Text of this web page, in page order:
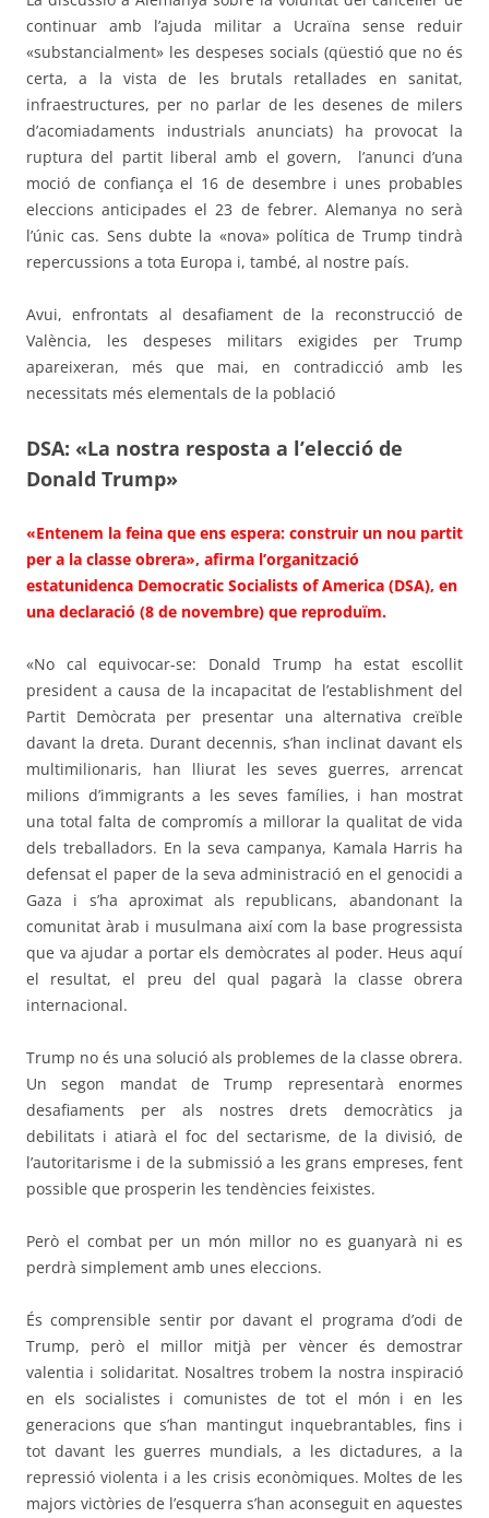
continuar amb l’ajuda militar a Ucraïna sense reduir
«substancialment» les despeses socials (qüestió que no és
certa, a la vista de les brutals retallades en sanitat,
infraestructures, per no parlar de les desenes de milers
d’acomiadaments industrials anunciats) ha provocat la
ruptura del partit liberal amb el govern,
l’anunci d’una
moció de confiança el 16 de desembre i unes probables
eleccions anticipades el 23 de febrer. Alemanya no serà
l’únic cas. Sens dubte la «nova» política de Trump tindrà
repercussions a tota Europa i, també, al nostre país.
Avui, enfrontats al desafiament de la reconstrucció de
València, les despeses militars exigides per Trump
apareixeran, més que mai, en contradicció amb les
necessitats més elementals de la població
DSA: «La nostra resposta a l’elecció de
Donald Trump»
«Entenem la feina que ens espera: construir un nou partit
per a la classe obrera», afirma l’organització
estatunidenca Democratic Socialists of America (DSA), en
una declaració (8 de novembre) que reproduïm.
«No cal equivocar-se: Donald Trump ha estat escollit
president a causa de la incapacitat de l’establishment del
Partit Demòcrata per presentar una alternativa creïble
davant la dreta. Durant decennis, s’han inclinat davant els
multimilionaris, han lliurat les seves guerres, arrencat
milions d’immigrants a les seves famílies, i han mostrat
una total falta de compromís a millorar la qualitat de vida
dels treballadors. En la seva campanya, Kamala Harris ha
defensat el paper de la seva administració en el genocidi a
Gaza i s’ha aproximat als republicans, abandonant la
comunitat àrab i musulmana així com la base progressista
que va ajudar a portar els demòcrates al poder. Heus aquí
el resultat, el preu del qual pagarà la classe obrera
internacional.
Trump no és una solució als problemes de la classe obrera.
Un segon mandat de Trump representarà enormes
desafiaments per als nostres drets democràtics ja
debilitats i atiarà el foc del sectarisme, de la divisió, de
l’autoritarisme i de la submissió a les grans empreses, fent
possible que prosperin les tendències feixistes.
Però el combat per un món millor no es guanyarà ni es
perdrà simplement amb unes eleccions.
És comprensible sentir por davant el programa d’odi de
Trump, però el millor mitjà per vèncer és demostrar
valentia i solidaritat. Nosaltres trobem la nostra inspiració
en els socialistes i comunistes de tot el món i en les
generacions que s’han mantingut inquebrantables, fins i
tot davant les guerres mundials, a les dictadures, a la
repressió violenta i a les crisis econòmiques. Moltes de les
majors victòries de l’esquerra s’han aconseguit en aquestes